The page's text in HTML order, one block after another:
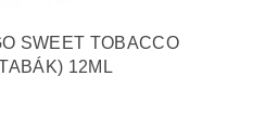
SWEET TOBACCO
12ML